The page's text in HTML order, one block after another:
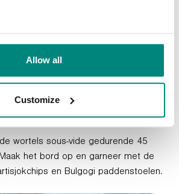
Allow all
Customize
wortels sous-vide gedurende 45
het bord op en garneer met de
en Bulgogi paddenstoelen.